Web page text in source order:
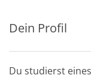
Dein Profil
Du studierst